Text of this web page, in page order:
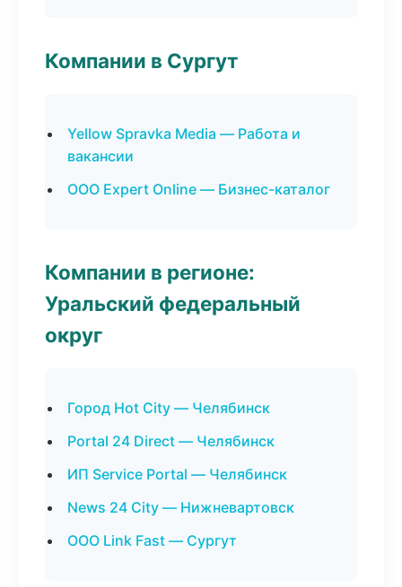
Компании в Сургут
Yellow Spravka Media — Работа и
вакансии
ООО Expert Online — Бизнес-каталог
Компании в регионе:
Уральский федеральный
округ
Город Hot City — Челябинск
Portal 24 Direct — Челябинск
ИП Service Portal — Челябинск
News 24 City — Нижневартовск
ООО Link Fast — Сургут